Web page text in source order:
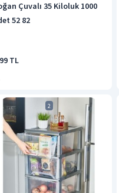
Çuvalı 35 Kiloluk 1000
52 82
TL
2